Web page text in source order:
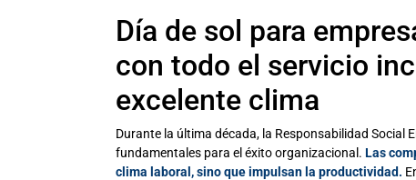
Día de sol para
con todo el servicio
excelente clima
Durante la última década, la Responsabilidad Social
fundamentales para el éxito organizacional. Las
clima laboral, sino que impulsan la productividad.